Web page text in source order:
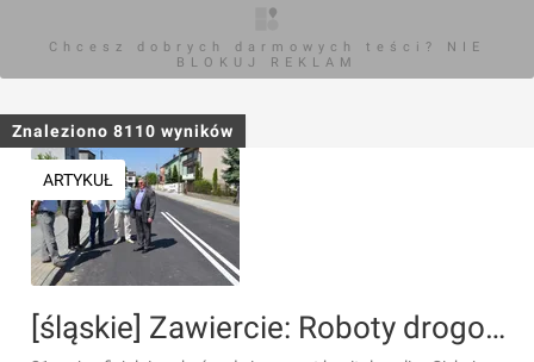
Chcesz dobrych darmowych teści? NIE
BLOKUJ REKLAM
Znaleziono 8110 wyników
ARTYKUŁ
[śląskie] Zawiercie: Roboty drogowe wykonane przed terminem